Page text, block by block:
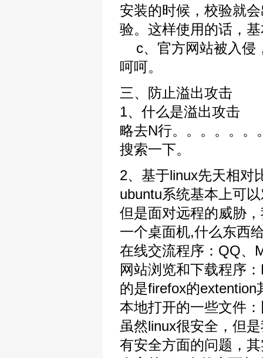
安装的时候，校验就
验。这样使用的话，
c、官方网站被入侵
呵呵。
三、防止溢出攻击
1、什么是溢出攻击
略去N行。。。。。。
搜索一下。
2、基于linux先天相对
ubuntu系统基本上可
但是面对远程的威胁
一个桌面机,什么东西
在线交流程序：QQ、
网站浏览和下载程序
的是firefox的extention
本地打开的一些文件
虽然linux很安全，但
有安全方面的问题，